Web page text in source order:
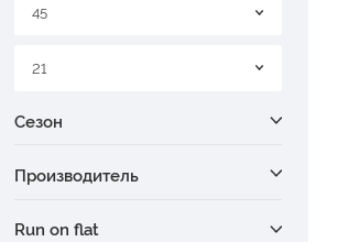
45
21
Сезон
Производитель
Run on flat